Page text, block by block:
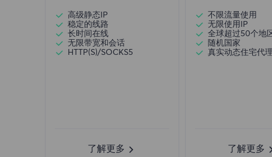
高级静态IP
稳定的线路
长时间在线
无限带宽和会话
HTTP(S)/SOCKS5
了解更多
不限流量使用
无限使用IP
全球超过50个地
随机国家
真实动态住宅代理
了解更多